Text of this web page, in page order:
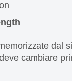
dal
cambiare